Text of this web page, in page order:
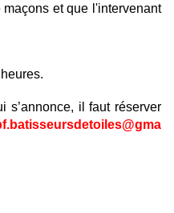
et que l'intervenant
s’annonce, il faut réserver